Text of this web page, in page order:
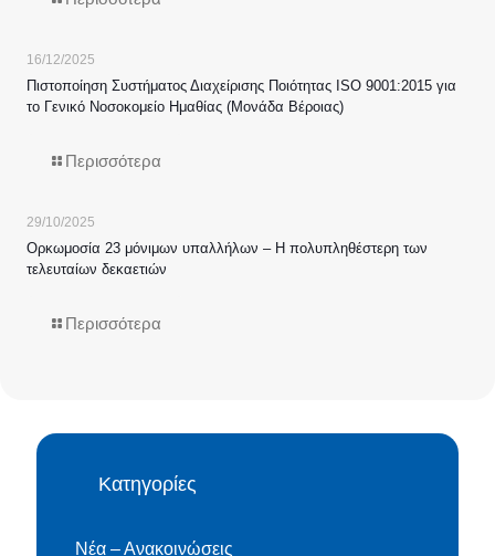
16/12/2025
Πιστοποίηση Συστήματος Διαχείρισης Ποιότητας ISO 9001:2015 για
το Γενικό Νοσοκομείο Ημαθίας (Μονάδα Βέροιας)
Περισσότερα
29/10/2025
Ορκωμοσία 23 μόνιμων υπαλλήλων – Η πολυπληθέστερη των
τελευταίων δεκαετιών
Περισσότερα
Κατηγορίες
Νέα – Ανακοινώσεις